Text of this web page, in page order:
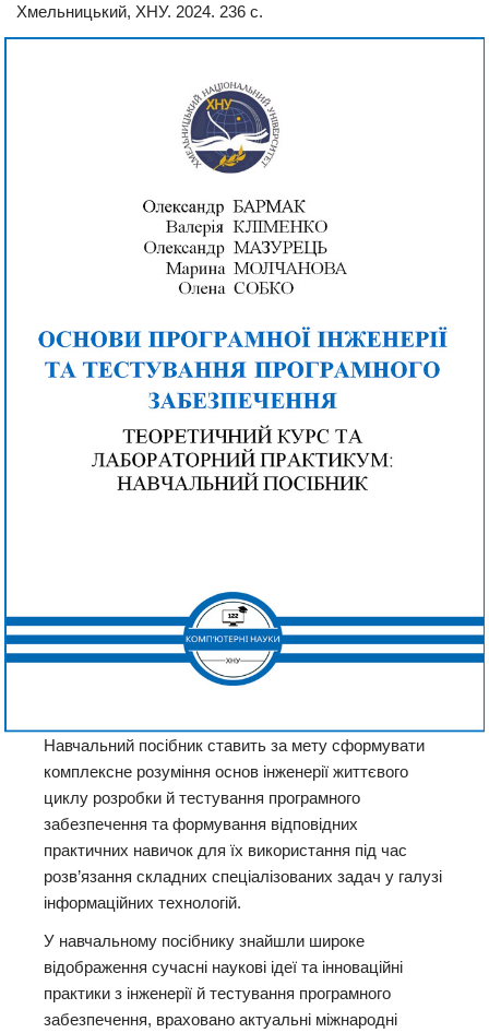
Хмельницький, ХНУ. 2024. 236 с.
Навчальний посібник ставить за мету сформувати
комплексне розуміння основ інженерії життєвого
циклу розробки й тестування програмного
забезпечення та формування відповідних
практичних навичок для їх використання під час
розв’язання складних спеціалізованих задач у галузі
інформаційних технологій.
У навчальному посібнику знайшли широке
відображення сучасні наукові ідеї та інноваційні
практики з інженерії й тестування програмного
забезпечення, враховано актуальні міжнародні